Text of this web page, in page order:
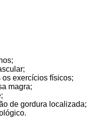
exercícios físicos;
magra;
de gordura localizada;